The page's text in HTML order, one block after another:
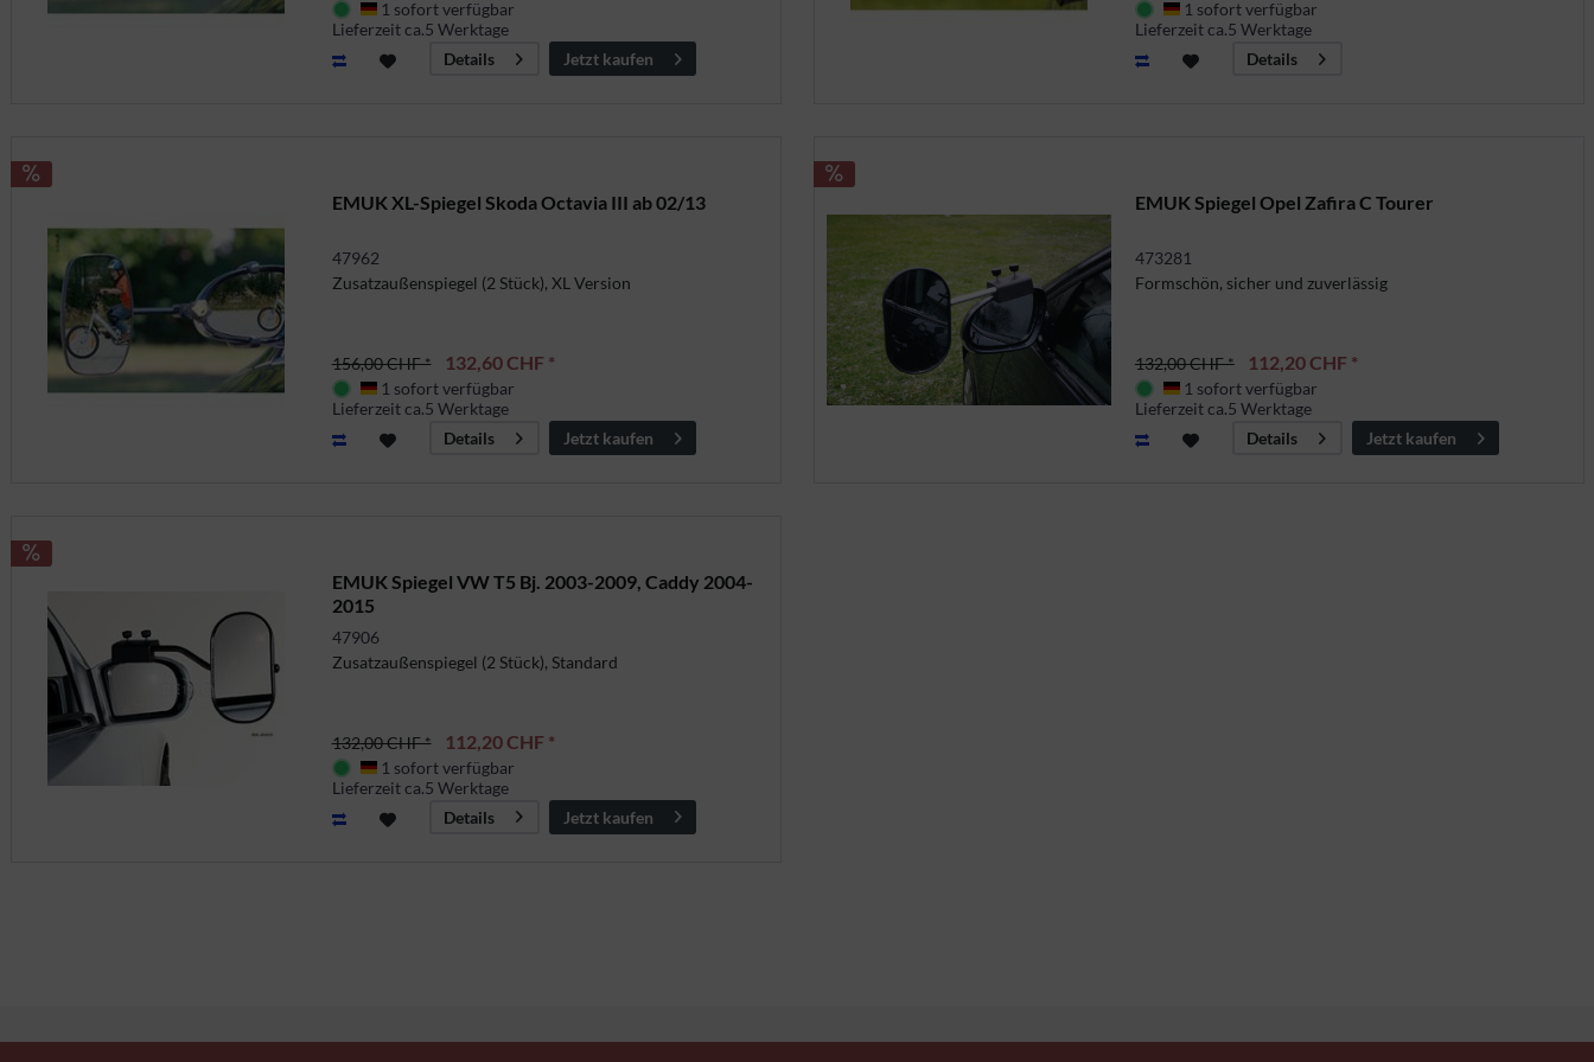
Deutschland
1 sofort verfügbar
Lieferzeit ca.5 Werktage
Details
Jetzt kaufen
Deutschland
1 sofort verfügbar
Lieferzeit ca.5 Werktage
Details
EMUK XL-Spiegel Skoda Octavia III ab 02/13
47962
Zusatzaußenspiegel (2 Stück), XL Version
156,00 CHF * 132,60 CHF *
Deutschland
1 sofort verfügbar
Lieferzeit ca.5 Werktage
Details
Jetzt kaufen
EMUK Spiegel Opel Zafira C Tourer
473281
Formschön, sicher und zuverlässig
132,00 CHF * 112,20 CHF *
Deutschland
1 sofort verfügbar
Lieferzeit ca.5 Werktage
Details
Jetzt kaufen
EMUK Spiegel VW T5 Bj. 2003-2009, Caddy 2004-
2015
47906
Zusatzaußenspiegel (2 Stück), Standard
132,00 CHF * 112,20 CHF *
Deutschland
1 sofort verfügbar
Lieferzeit ca.5 Werktage
Details
Jetzt kaufen